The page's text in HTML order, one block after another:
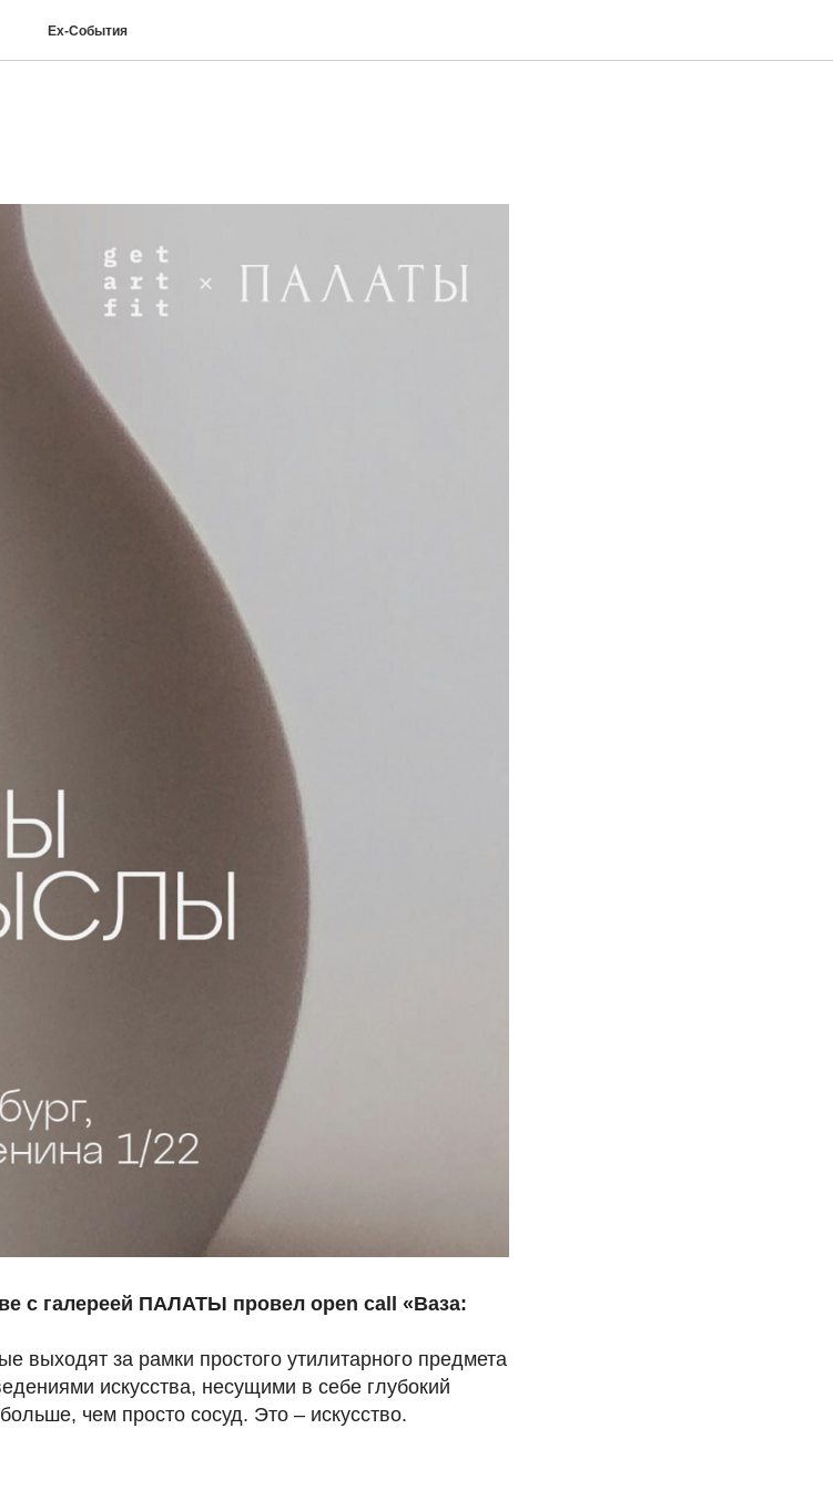
Ex-Cобытия
с галереей ПАЛАТЫ провел open call «Ваза:
выходят за рамки простого утилитарного предмета
искусства, несущими в себе глубокий
чем просто сосуд. Это – искусство.